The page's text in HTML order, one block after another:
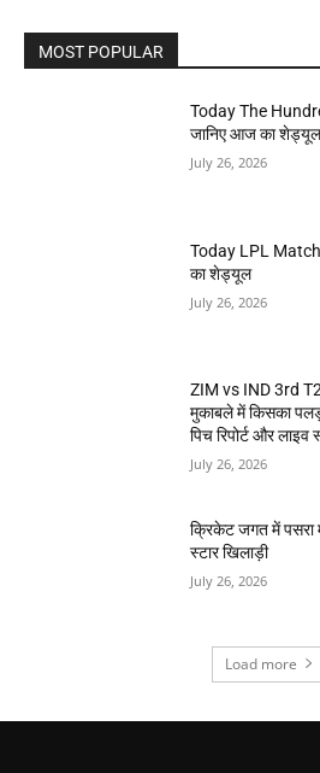
MOST POPULAR
Today The
जानिए आज का
July 26, 2026
Today LPL
का शेड्यूल
July 26, 2026
ZIM vs IND 3rd
मुकाबले में किसका
पिच रिपोर्ट और लाइव
July 26, 2026
क्रिकेट जगत में पसरा
स्टार खिलाड़ी
July 26, 2026
Load more